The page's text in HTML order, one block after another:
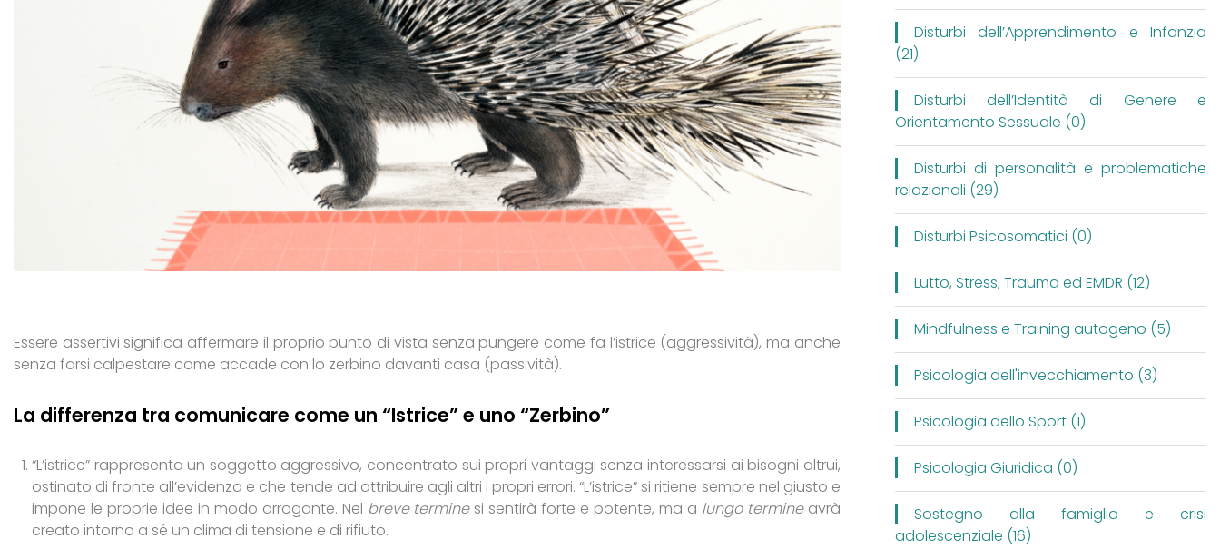
Essere assertivi significa affermare il proprio punto di vista senza pungere come fa l’istrice (aggressività), ma anche
senza farsi calpestare come accade con lo zerbino davanti casa (passività).
La differenza tra comunicare come un “Istrice” e uno “Zerbino”
“L’istrice” rappresenta un soggetto aggressivo, concentrato sui propri vantaggi senza interessarsi ai bisogni altrui,
ostinato di fronte all’evidenza e che tende ad attribuire agli altri i propri errori. “L’istrice” si ritiene sempre nel giusto e
impone le proprie idee in modo arrogante. Nel breve terminesi sentirà forte e potente, ma a lungo termineavrà
creato intorno a sé un clima di tensione e di rifiuto.
Disturbi dell’Apprendimento e Infanzia
(21)
Disturbi dell’Identità di Genere e
Orientamento Sessuale (0)
Disturbi di personalità e problematiche
relazionali (29)
Disturbi Psicosomatici (0)
Lutto, Stress, Trauma ed EMDR (12)
Mindfulness e Training autogeno (5)
Psicologia dell'invecchiamento (3)
Psicologia dello Sport (1)
Psicologia Giuridica (0)
Sostegno alla famiglia e crisi
adolescenziale (16)